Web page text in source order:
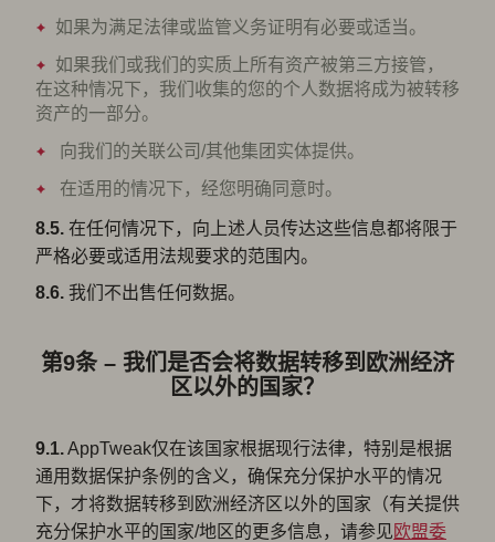
如果为满足法律或监管义务证明有必要或适当。
如果我们或我们的实质上所有资产被第三方接管，
在这种情况下，我们收集的您的个人数据将成为被转移
资产的一部分。
向我们的关联公司/其他集团实体提供。
在适用的情况下，经您明确同意时。
8.5. 在任何情况下，向上述人员传达这些信息都将限于
严格必要或适用法规要求的范围内。
8.6. 我们不出售任何数据。
第9条 – 我们是否会将数据转移到欧洲经济
区以外的国家？
9.1.AppTweak仅在该国家根据现行法律，特别是根据
通用数据保护条例的含义，确保充分保护水平的情况
下，才将数据转移到欧洲经济区以外的国家（有关提供
充分保护水平的国家/地区的更多信息，请参见欧盟委